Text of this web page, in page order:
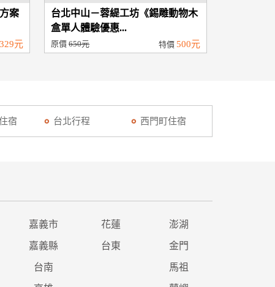
案
329元
台北中山－蓉緹工坊《錫雕動物木
盒單人體驗優惠...
原價650元 特價 500元
宿 台北行程 西門町住宿
嘉義市 花蓮 澎湖
嘉義縣 台東 金門
台南 馬祖